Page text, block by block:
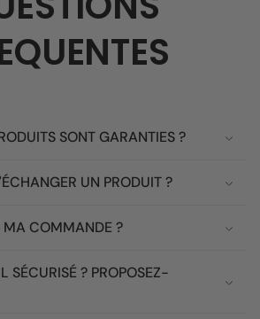
SONT GARANTIES ?
UN PRODUIT ?
MA COMMANDE ?
SÉCURISÉ ? PROPOSEZ-